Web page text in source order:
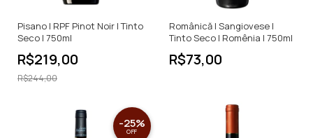
Pisano | RPF Pinot Noir | Tinto
Seco | 750ml
R$219,00
R$244,00
Românică | Sangiovese |
Tinto Seco | Romênia | 750ml
R$73,00
-25%
OFF